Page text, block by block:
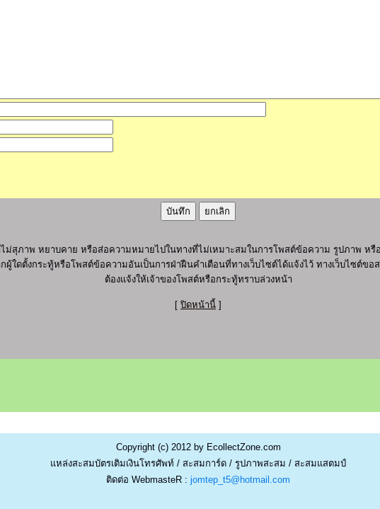
ไม่สุภาพ หยาบคาย หรือส่อความหมายไปในทางที่ไม่เหมาะสมในการโพสต์ข้อความ รูปภาพ หรื
ดตั้งกระทู้หรือโพสต์ข้อความอันเป็นการฝ่าฝืนคำเตือนที่ทางเว็บไซต์ได้แจ้งไว้ ทางเว็บไซต์ข
ต้องแจ้งให้เจ้าของโพสต์หรือกระทู้ทราบล่วงหน้า
[ ปิดหน้านี้ ]
Copyright (c) 2012 by EcollectZone.com
แหล่งสะสมบัตรเติมเงินโทรศัพท์ / สะสมการ์ด / รูปภาพสะสม / สะสมแสตมป์
ติดต่อ WebmasteR : jomtep_t5@hotmail.com